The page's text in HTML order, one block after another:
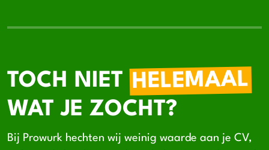
TOCH NIETHELEMAAL
WAT JE ZOCHT?
Bij Prowurk hechten wij weinig waarde aan je CV,